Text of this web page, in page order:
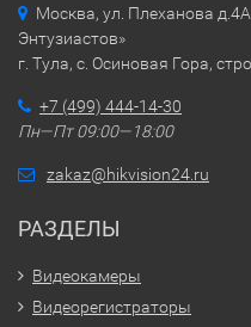
Москва, ул. Плеханова
Энтузиастов»
г. Тула, с. Осиновая Гора,
+7 (499) 444-14-30
Пн—Пт 09:00—18:00
zakaz@hikvision24.ru
РАЗДЕЛЫ
Видеокамеры
Видеорегистраторы